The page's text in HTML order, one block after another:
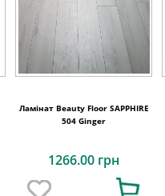
Ламінат Beauty Floor SAPPHIRE
504 Ginger
1266.00 грн